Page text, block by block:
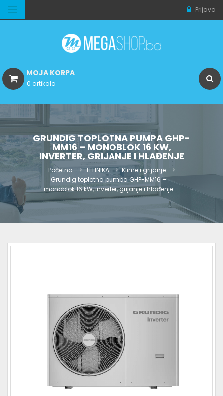
Prijava
MOJA KORPA
0 artikala
GRUNDIG TOPLOTNA PUMPA GHP-
MM16 – MONOBLOK 16 KW,
INVERTER, GRIJANJE I HLAĐENJE
Početna TEHNIKA
Klime i grijanje
Grundig toplotna pumpa GHP-MM16 –
monoblok 16 kW, inverter, grijanje i hlađenje